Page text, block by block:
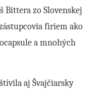
zo Slovenskej
firiem ako
a mnohých
aj Švajčiarsky